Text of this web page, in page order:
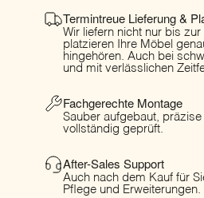
Termintreue Lieferung &
Wir liefern nicht nur bis
platzieren Ihre Möbel
hingehören. Auch bei
und mit verlässlichen
Fachgerechte Montage
Sauber aufgebaut,
vollständig geprüft.
After-Sales Support
Auch nach dem Kauf für
Pflege und Erweiterungen.